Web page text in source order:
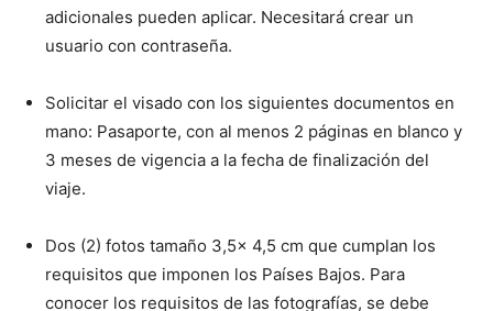
adicionales pueden aplicar. Necesitará crear un
usuario con contraseña.
Solicitar el visado con los siguientes documentos en
mano: Pasaporte, con al menos 2 páginas en blanco y
3 meses de vigencia a la fecha de finalización del
viaje.
Dos (2) fotos tamaño 3,5x 4,5 cm que cumplan los
requisitos que imponen los Países Bajos. Para
conocer los requisitos de las fotografías, se debe